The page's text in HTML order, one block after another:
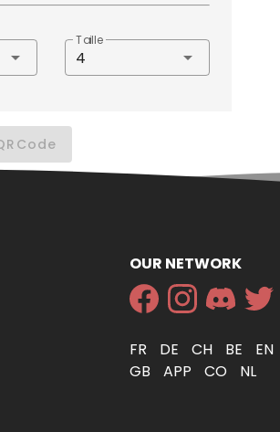
Taille
4
OUR NETWORK
FR DE CH BE EN
GB
APP CO NL